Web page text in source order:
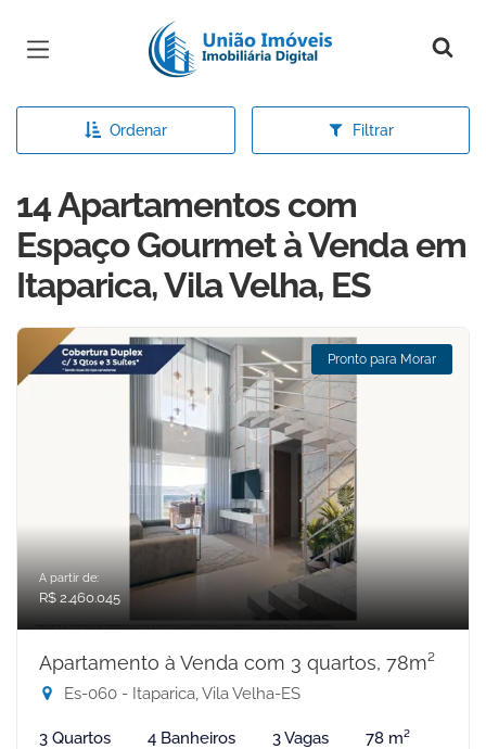
Página inicial
Ordenar Filtrar
14 Apartamentos com
Espaço Gourmet à Venda em
Itaparica, Vila Velha, ES
Pronto para Morar
A partir de:
R$ 2.460.045
Apartamento à Venda com 3 quartos, 78m²
Es-060 - Itaparica, Vila Velha-ES
3 Quartos 4 Banheiros 3 Vagas 78 m²